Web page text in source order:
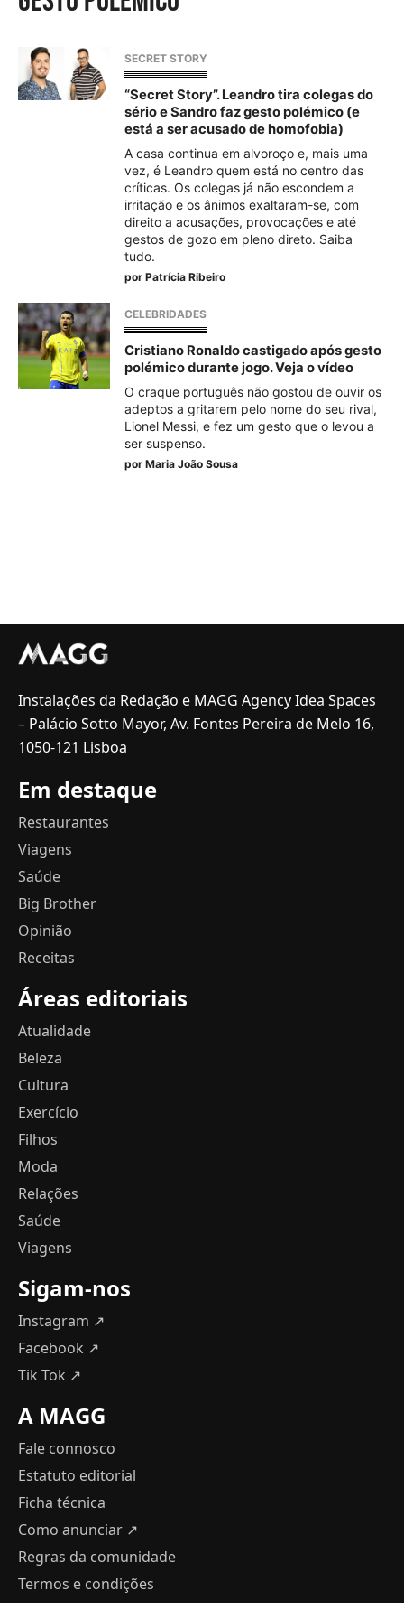
SECRET STORY
“Secret Story”. Leandro tira colegas do
sério e Sandro faz gesto polémico (e
está a ser acusado de homofobia)
A casa continua em alvoroço e, mais uma
vez, é Leandro quem está no centro das
críticas. Os colegas já não escondem a
irritação e os ânimos exaltaram-se, com
direito a acusações, provocações e até
gestos de gozo em pleno direto. Saiba
tudo.
por Patrícia Ribeiro
CELEBRIDADES
Cristiano Ronaldo castigado após gesto
polémico durante jogo. Veja o vídeo
O craque português não gostou de ouvir os
adeptos a gritarem pelo nome do seu rival,
Lionel Messi, e fez um gesto que o levou a
ser suspenso.
por Maria João Sousa
Instalações da Redação e MAGG Agency Idea Spaces
– Palácio Sotto Mayor, Av. Fontes Pereira de Melo 16,
1050-121 Lisboa
Em destaque
Restaurantes
Viagens
Saúde
Big Brother
Opinião
Receitas
Áreas editoriais
Atualidade
Beleza
Cultura
Exercício
Filhos
Moda
Relações
Saúde
Viagens
Sigam-nos
Instagram ↗
Facebook ↗
Tik Tok ↗
A MAGG
Fale connosco
Estatuto editorial
Ficha técnica
Como anunciar ↗
Regras da comunidade
Termos e condições